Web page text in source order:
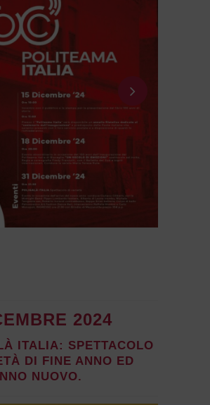
2024
ITALIA: SPETTACOLO
DI FINE ANNO ED
NUOVO.